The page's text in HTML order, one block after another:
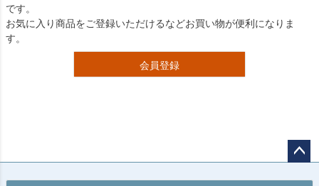
です。
お気に入り商品をご登録いただけるなどお買い物が便利になりま
す。
会員登録